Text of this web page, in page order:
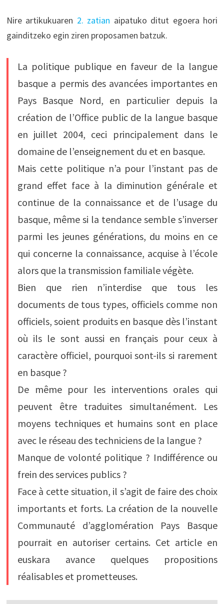
Nire artikukuaren 2. zatian aipatuko ditut egoera hori
gainditzeko egin ziren proposamen batzuk.
La politique publique en faveur de la langue
basque a permis des avancées importantes en
Pays Basque Nord, en particulier depuis la
création de l’Office public de la langue basque
en juillet 2004, ceci principalement dans le
domaine de l’enseignement du et en basque.
Mais cette politique n’a pour l’instant pas de
grand effet face à la diminution générale et
continue de la connaissance et de l’usage du
basque, même si la tendance semble s’inverser
parmi les jeunes générations, du moins en ce
qui concerne la connaissance, acquise à l’école
alors que la transmission familiale végète.
Bien que rien n’interdise que tous les
documents de tous types, officiels comme non
officiels, soient produits en basque dès l’instant
où ils le sont aussi en français pour ceux à
caractère officiel, pourquoi sont-ils si rarement
en basque ?
De même pour les interventions orales qui
peuvent être traduites simultanément. Les
moyens techniques et humains sont en place
avec le réseau des techniciens de la langue ?
Manque de volonté politique ? Indifférence ou
frein des services publics ?
Face à cette situation, il s’agit de faire des choix
importants et forts. La création de la nouvelle
Communauté d’agglomération Pays Basque
pourrait en autoriser certains. Cet article en
euskara avance quelques propositions
réalisables et prometteuses.